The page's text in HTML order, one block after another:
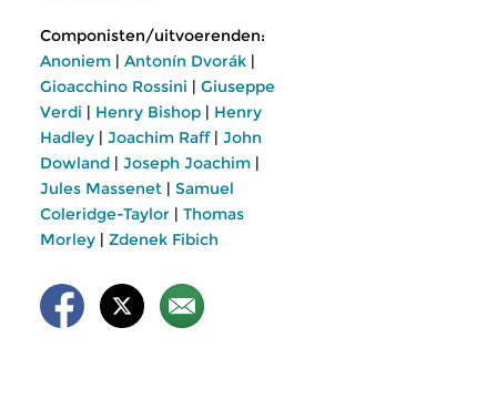
Componisten/uitvoerenden:
Anoniem | Antonín Dvorák |
Gioacchino Rossini | Giuseppe
Verdi | Henry Bishop | Henry
Hadley | Joachim Raff| John
Dowland | Joseph Joachim |
Jules Massenet | Samuel
Coleridge-Taylor | Thomas
Morley | Zdenek Fibich